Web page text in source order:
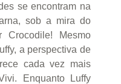
se encontram na
sob a mira do
Crocodile! Mesmo
a perspectiva de
cada vez mais
Enquanto Luffy